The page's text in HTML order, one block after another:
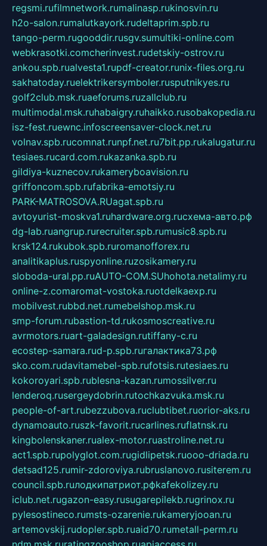
regsmi.rufilmnetwork.rumalinasp.rukinosvin.ru
h2o-salon.rumalutkayork.rudeltaprim.spb.ru
tango-perm.rugooddir.rusgv.sumultiki-online.com
webkrasotki.comcherinvest.rudetskiy-ostrov.ru
ankou.spb.rualvesta1.rupdf-creator.runix-files.org.ru
sakhatoday.ruelektrikersymboler.rusputnikyes.ru
golf2club.msk.ruaeforums.ruzallclub.ru
multimodal.msk.ruhabaigry.ruhaikko.rusobakopedia.ru
isz-fest.ruewnc.infoscreensaver-clock.net.ru
volnav.spb.rucomnat.runpf.net.ru7bit.pp.rukalugatur.ru
tesiaes.rucard.com.rukazanka.spb.ru
gildiya-kuznecov.rukameryboavision.ru
griffoncom.spb.rufabrika-emotsiy.ru
PARK-MATROSOVA.RUagat.spb.ru
avtoyurist-moskva1.ruhardware.org.ruсхема-авто.рф
dg-lab.ruangrup.rurecruiter.spb.rumusic8.spb.ru
krsk124.rukubok.spb.ruromanofforex.ru
analitikaplus.ruspyonline.ruzosikamery.ru
sloboda-ural.pp.ruAUTO-COM.SUhohota.netalimy.ru
online-z.comaromat-vostoka.ruotdelkaexp.ru
mobilvest.rubbd.net.rumebelshop.msk.ru
smp-forum.rubastion-td.rukosmoscreative.ru
avrmotors.ruart-galadesign.rutiffany-c.ru
ecostep-samara.rud-p.spb.ruгалактика73.рф
sko.com.rudavitamebel-spb.rufotsis.rutesiaes.ru
kokoroyari.spb.rublesna-kazan.rumossilver.ru
lenderoq.rusergeydobrin.rutochkazvuka.msk.ru
people-of-art.rubezzubova.ruclubtibet.ruorior-aks.ru
dynamoauto.ruszk-favorit.rucarlines.ruflatnsk.ru
kingbolenskaner.rualex-motor.ruastroline.net.ru
act1.spb.rupolyglot.com.rugidlipetsk.ruooo-driada.ru
detsad125.rumir-zdoroviya.rubruslanovo.rusiterem.ru
council.spb.ruлодкипатриот.рфkafekolizey.ru
iclub.net.rugazon-easy.rusugarepilekb.rugrinox.ru
pylesostineco.rumsts-ozarenie.rukameryjooan.ru
artemovskij.rudopler.spb.ruaid70.rumetall-perm.ru